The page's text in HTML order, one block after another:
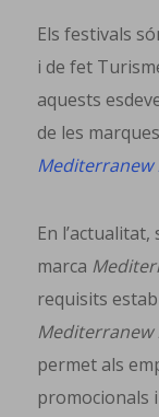
Els festivals
i de fet
aquests
de les marques
Mediterranew
En
marca
requisits
Mediterranew
permet als
promocionals